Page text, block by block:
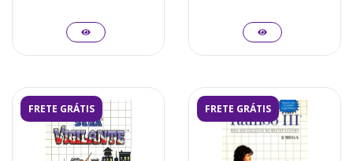
FRETE GRÁTIS FRETE GRÁTIS